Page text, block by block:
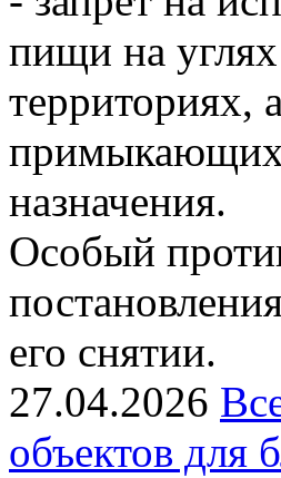
пищи на
территориях,
примыкающих
назначения.
Особый
его снятии.
27.04.2026
объектов для